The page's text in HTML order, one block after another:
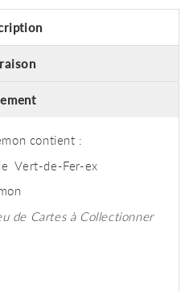
contient :
Vert-de-Fer-ex
de Cartes à Collectionner